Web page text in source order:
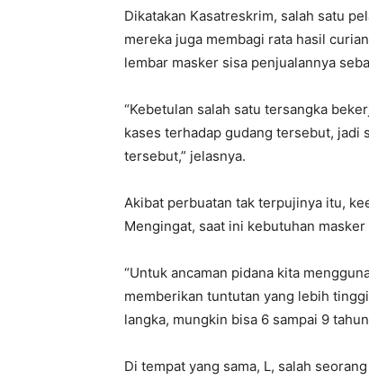
Dikatakan Kasatreskrim, salah satu
mereka juga membagi rata hasil
lembar masker sisa penjualannya
“Kebetulan salah satu tersangka
kases terhadap gudang tersebut, jadi
tersebut,” jelasnya.
Akibat perbuatan tak terpujinya itu,
Mengingat, saat ini kebutuhan
“Untuk ancaman pidana kita
memberikan tuntutan yang lebih
langka, mungkin bisa 6 sampai 9
Di tempat yang sama, L, salah